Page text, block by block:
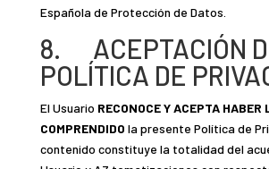
Española de Protección de Datos.
8. ACEPTACIÓN
POLÍTICA DE
El Usuario RECONOCE Y ACEPTA HABER
COMPRENDIDO la presente Política de
contenido constituye la totalidad del